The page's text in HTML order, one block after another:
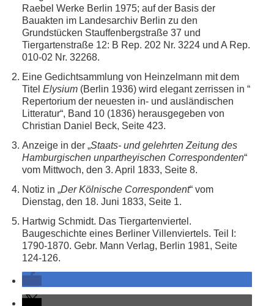
Raebel Werke Berlin 1975; auf der Basis der
Bauakten im Landesarchiv Berlin zu den
Grundstücken Stauffenbergstraße 37 und
Tiergartenstraße 12: B Rep. 202 Nr. 3224 und A Rep.
010-02 Nr. 32268.
Eine Gedichtsammlung von Heinzelmann mit dem
Titel Elysium(Berlin 1936) wird elegant zerrissen in “
Repertorium der neuesten in- und ausländischen
Litteratur“, Band 10 (1836) herausgegeben von
Christian Daniel Beck, Seite 423.
Anzeige in der „Staats- und gelehrten Zeitung des
Hamburgischen unpartheyischen Correspondenten“
vom Mittwoch, den 3. April 1833, Seite 8.
Notiz in „Der Kölnische Correspondent“ vom
Dienstag, den 18. Juni 1833, Seite 1.
Hartwig Schmidt. Das Tiergartenviertel.
Baugeschichte eines Berliner Villenviertels. Teil I:
1790-1870. Gebr. Mann Verlag, Berlin 1981, Seite
124-126.